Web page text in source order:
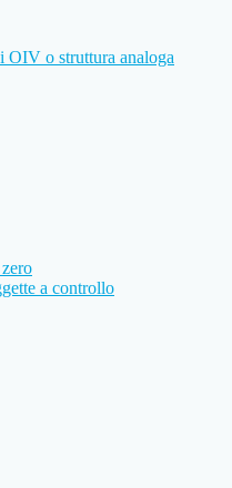
OIV o struttura analoga
a controllo